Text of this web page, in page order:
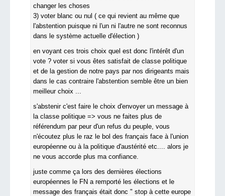
changer les choses
3) voter blanc ou nul ( ce qui revient au même que
l'abstention puisque ni l'un ni l'autre ne sont reconnus
dans le système actuelle d'élection )
en voyant ces trois choix quel est donc l'intérêt d'un
vote ? voter si vous êtes satisfait de classe politique
et de la gestion de notre pays par nos dirigeants mais
dans le cas contraire l'abstention semble être un bien
meilleur choix ...
s'abstenir c'est faire le choix d'envoyer un message à
la classe politique => vous ne faites plus de
référendum par peur d'un refus du peuple, vous
n'écoutez plus le raz le bol des français face à l'union
européenne ou à la politique d'austérité etc.... alors je
ne vous accorde plus ma confiance.
juste comme ça lors des dernières élections
européennes le FN a remporté les élections et le
message des français était donc " stop à cette europe